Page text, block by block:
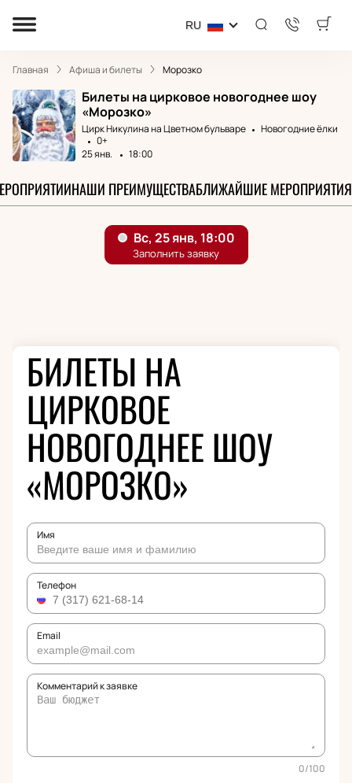
RU
Главная Афиша и билеты Морозко
Билеты на цирковое новогоднее шоу
«Морозко»
Цирк Никулина на Цветном бульваре
Новогодние ёлки
0+
25 янв.
18:00
НАШИ ПРЕИМУЩЕСТВАБЛИЖАЙШИЕ МЕРОПРИЯТИЯ
БИЛЕТЫ НА
ЦИРКОВОЕ
НОВОГОДНЕЕ ШОУ
«МОРОЗКО»
Имя
Телефон
Email
Комментарий к заявке
0/100